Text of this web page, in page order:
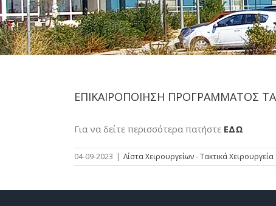
ΕΠΙΚΑΙΡΟΠΟΙΗΣΗ ΠΡΟΓΡΑΜΜΑΤΟΣ
Για να δείτε περισσότερα πατήστε ΕΔΩ
04-09-2023 | Λίστα Χειρουργείων - Τακτικά Χειρουργεία